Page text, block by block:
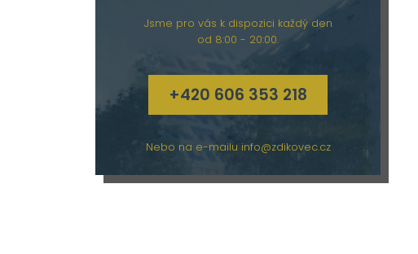
Jsme pro vás k dispozici každý den
od 8:00 - 20:00.
+420 606 353 218
Nebo na e-mailu info@zdikovec.cz